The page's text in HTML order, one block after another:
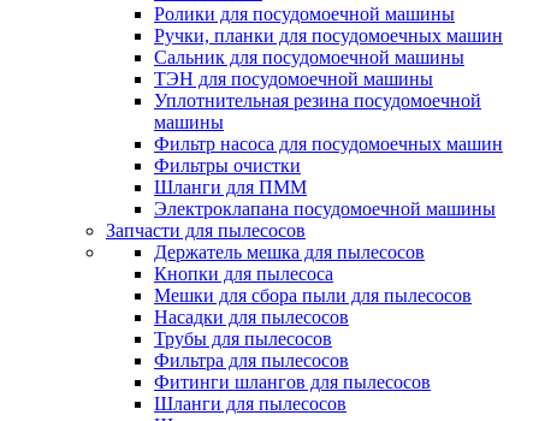
Ролики для посудомоечной машины
Ручки, планки для посудомоечных машин
Сальник для посудомоечной машины
ТЭН для посудомоечной машины
Уплотнительная резина посудомоечной
машины
Фильтр насоса для посудомоечных машин
Фильтры очистки
Шланги для ПММ
Электроклапана посудомоечной машины
Запчасти для пылесосов
Держатель мешка для пылесосов
Кнопки для пылесоса
Мешки для сбора пыли для пылесосов
Насадки для пылесосов
Трубы для пылесосов
Фильтра для пылесосов
Фитинги шлангов для пылесосов
Шланги для пылесосов